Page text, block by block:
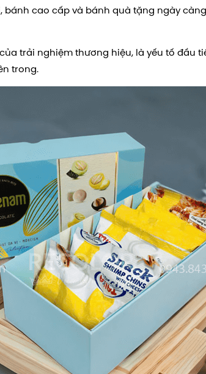
cao cấp và bánh quà tặng ngày
trải nghiệm thương hiệu, là yếu tố đầu
trong.